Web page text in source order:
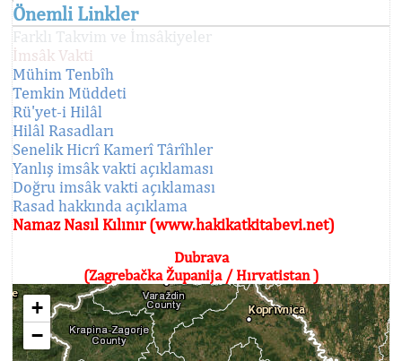
Önemli Linkler
Farklı Takvim ve İmsâkiyeler
İmsâk Vakti
Mühim Tenbîh
Temkin Müddeti
Rü'yet-i Hilâl
Hilâl Rasadları
Senelik Hicrî Kamerî Târîhler
Yanlış imsâk vakti açıklaması
Doğru imsâk vakti açıklaması
Rasad hakkında açıklama
Namaz Nasıl Kılınır (www.hakikatkitabevi.net)
Dubrava
(Zagrebačka Županija / Hırvatistan )
+
−